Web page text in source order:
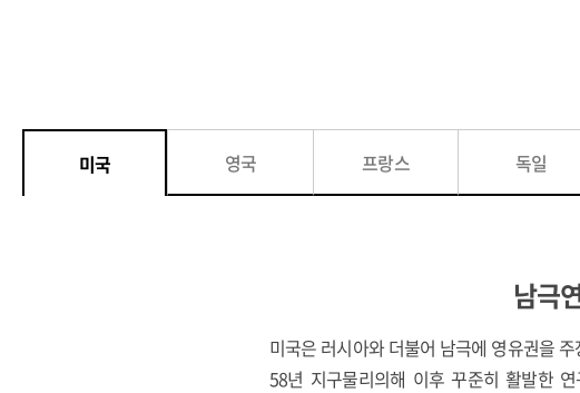
미국 영국 프랑스 독일
남극
미국은 러시아와 더불어 남극에 영유권을
58년 지구물리의해 이후 꾸준히 활발한